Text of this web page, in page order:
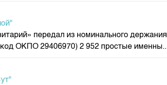
передал из номинального
ОКПО 29406970) 2 952 простые